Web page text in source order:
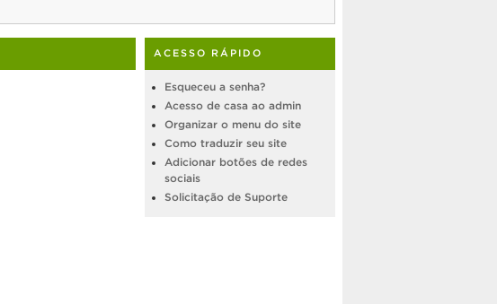
ACESSO RÁPIDO
Esqueceu a senha?
Acesso de casa ao admin
Organizar o menu do site
Como traduzir seu site
Adicionar botões de redes
sociais
Solicitação de Suporte